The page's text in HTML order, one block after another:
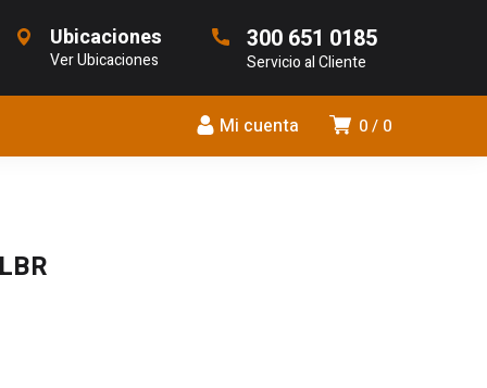
Ubicaciones
Ver Ubicaciones
300 651 0185
Servicio al Cliente
0 0
Mi cuenta